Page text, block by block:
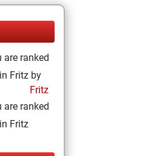
are ranked
Fritz by
Fritz
are ranked
Fritz